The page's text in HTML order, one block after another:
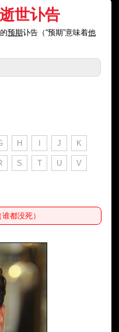
世讣告
预期讣告（“预期”意味着他
H I J K
S T U V
都没死）